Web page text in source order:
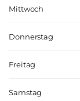
Mittwoch
Donnerstag
Freitag
Samstag